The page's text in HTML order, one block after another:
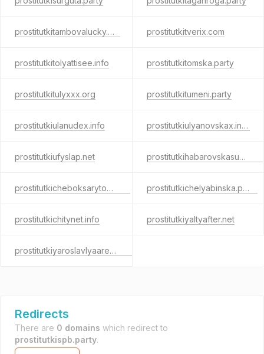
prostitutkitambovalucky.net prostitutkitverix.com
prostitutkitolyattisee.info prostitutkitomska.party
prostitutkitulyxxx.org prostitutkitumeni.party
prostitutkiulanudex.info prostitutkiulyanovskax.info
prostitutkiufyslap.net prostitutkihabarovskasuck.net
prostitutkicheboksarytop.com prostitutkichelyabinska.party
prostitutkichitynet.info prostitutkiyaltyafter.net
prostitutkiyaroslavlyaarea.com
Redirects
There are 0 domains which redirect to
prostitutkispb.party.